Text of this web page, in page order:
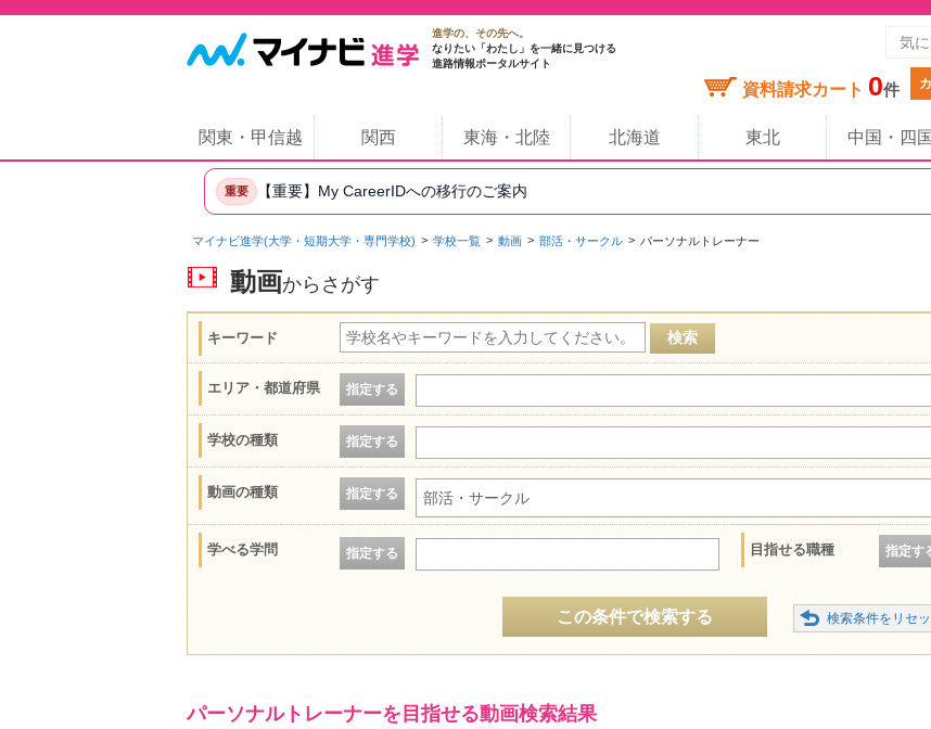
進学の、その先へ。
なりたい「わたし」を一緒に見つける
進路情報ポータルサイト
資料請求カート 0件
関東・甲信越 関西 東海・北陸 北海道 東北 中国・四国
重要 【重要】My CareerIDへの移行のご案内
マイナビ進学(大学・短期大学・専門学校) 学校一覧 動画 部活・サークル パーソナルトレーナー
動画からさがす
キーワード
エリア・都道府県 指定する
学校の種類 指定する
動画の種類 指定する 部活・サークル
学べる学問 指定する 目指せる職種 指定す
この条件で検索する
パーソナルトレーナーを目指せる動画検索結果